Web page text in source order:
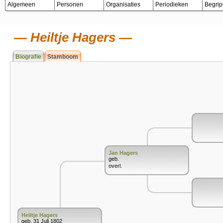
Algemeen Personen Organisaties Periodieken
Heiltje Hagers
Biografie Stamboom
Heiltje Hagers
geb. 31 Juli 1802
Jan Hagers
geb.
overl.